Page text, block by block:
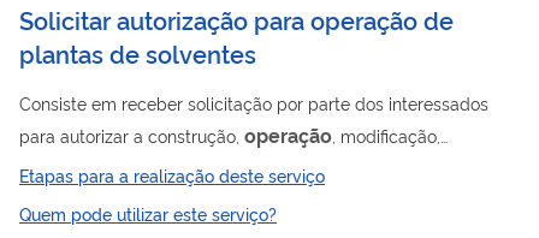
Solicitar autorização para operação de
plantas de solventes
Consiste em receber solicitação por parte dos interessados
para autorizar a construção, operação , modificação,
ampliação de capacidade e transferência de titularidade de
produtores de solventes, publicando, quando atendidos os
requisitos, o ato no Diário Oficial da União. Para utilizar esse
Etapas para a realização deste serviço
Quem pode utilizar este serviço?